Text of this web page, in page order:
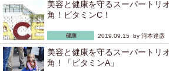
美容と健康を守るスーパートリ
角！ビタミンC！
2019.09.15 by 河本達彦
美容と健康を守るスーパートリ
角！「ビタミンA」